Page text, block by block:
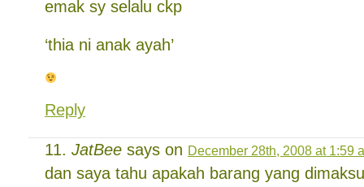
emak sy selalu ckp
‘thia ni anak ayah’
Reply
JatBee says on December 28th, 2008 at 1:59
dan saya tahu apakah barang yang